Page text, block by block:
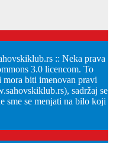
:: Neka prava
3.0 licencom. To
mora biti imenovan pravi
sadržaj se
sme se menjati na bilo koji